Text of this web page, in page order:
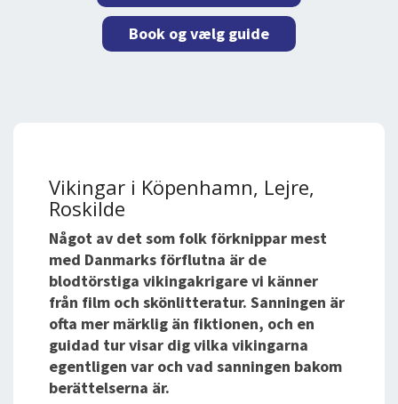
Book og vælg guide
Vikingar i Köpenhamn, Lejre,
Roskilde
Något av det som folk förknippar mest
med Danmarks förflutna är de
blodtörstiga vikingakrigare vi känner
från film och skönlitteratur. Sanningen är
ofta mer märklig än fiktionen, och en
guidad tur visar dig vilka vikingarna
egentligen var och vad sanningen bakom
berättelserna är.